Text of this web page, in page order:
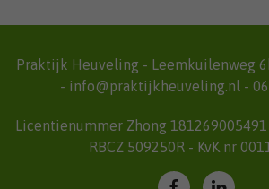
Praktijk Heuveling - Leemkuilenweg
- info@praktijkheuveling.nl -
Licentienummer Zhong
RBCZ 509250R - KvK nr